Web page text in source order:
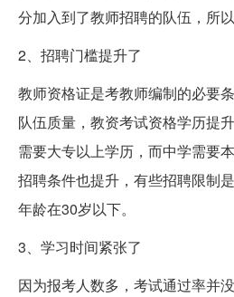
分加入到了教师招聘的队伍，所以
2、招聘门槛提升了
教师资格证是考教师编制的必要
队伍质量，教资考试资格学历提
需要大专以上学历，而中学需要
招聘条件也提升，有些招聘限制
年龄在30岁以下。
3、学习时间紧张了
因为报考人数多，考试通过率并